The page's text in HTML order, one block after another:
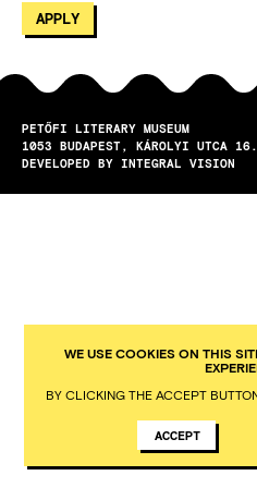
PETŐFI LITERARY MUSEUM
1053
BUDAPEST
KÁROLYI UTCA 16.
DEVELOPED BY INTEGRAL VISION
WE USE COOKIES ON THIS
BY CLICKING THE ACCEPT
ACCEPT